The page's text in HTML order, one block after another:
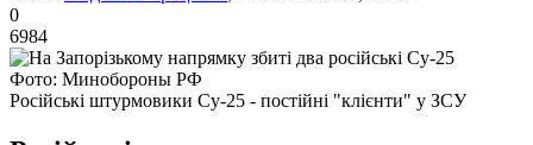
0
6984
Фото: Минобороны РФ
Російські штурмовики Су-25 - постійні "клієнти" у ЗСУ